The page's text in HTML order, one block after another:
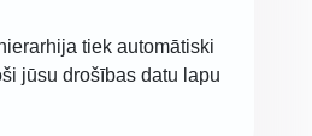
tiek automātiski
jūsu drošības datu lapu